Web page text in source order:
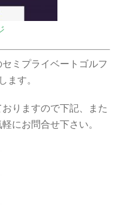
ミプライベートゴルフ
す。
りますので下記、また
にお問合せ下さい。